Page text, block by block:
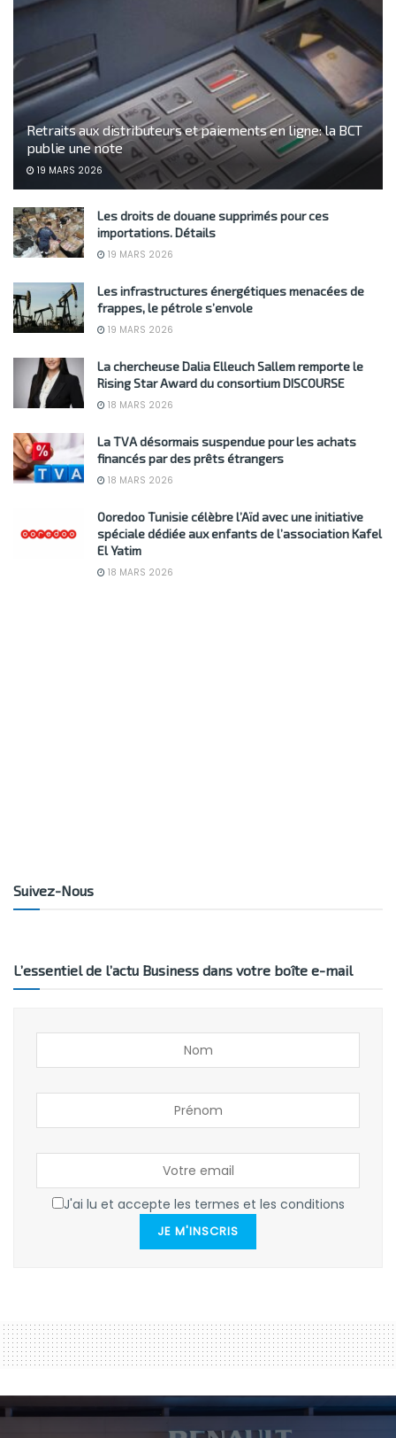
Retraits aux distributeurs et paiements en ligne: la BCT
publie une note
19 MARS 2026
Les droits de douane supprimés pour ces
importations. Détails
19 MARS 2026
Les infrastructures énergétiques menacées de
frappes, le pétrole s’envole
19 MARS 2026
La chercheuse Dalia Elleuch Sallem remporte le
Rising Star Award du consortium DISCOURSE
18 MARS 2026
La TVA désormais suspendue pour les achats
financés par des prêts étrangers
18 MARS 2026
Ooredoo Tunisie célèbre l’Aïd avec une initiative
spéciale dédiée aux enfants de l’association Kafel
El Yatim
18 MARS 2026
Suivez-Nous
L’essentiel de l’actu Business dans votre boîte e-mail
J'ai lu et accepte les termes et les conditions
JE M'INSCRIS